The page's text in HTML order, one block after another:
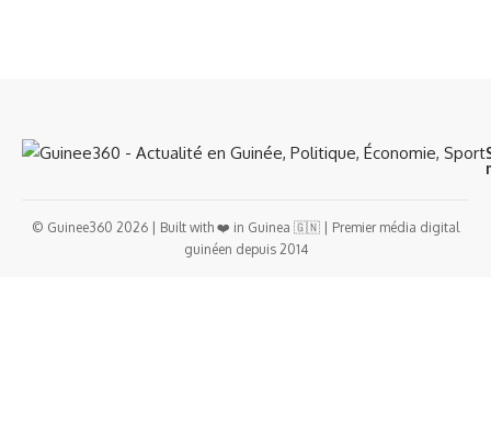
© Guinee360 2026 | Built with ❤️ in Guinea 🇬🇳 | Premier média digital
guinéen depuis 2014